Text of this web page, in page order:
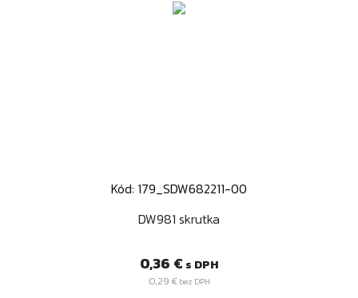
Kód: 179_SDW682211-00
DW981 skrutka
Cena
0,36 € s DPH
0,29 €bez DPH